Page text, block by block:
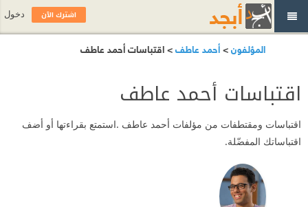
المؤلفون>أحمد عاطف> اقتباسات أحمد عاطف
اقتباسات أحمد عاطف
اقتباسات ومقتطفات من مؤلفات أحمد عاطف .استمتع بقراءتها أو أضف
اقتباساتك المفضّلة.
اشترك الآن دخول